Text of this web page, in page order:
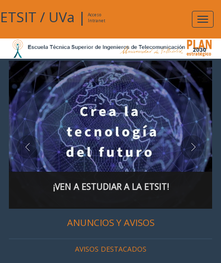
ETSIT / UVa |
Acceso
Intranet
¡VEN A ESTUDIAR A LA ETSIT!
ANUNCIOS Y AVISOS
AVISOS DESTACADOS